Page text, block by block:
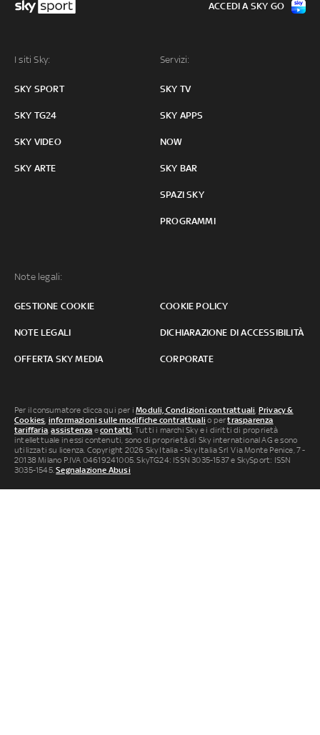
I siti Sky:
SKY SPORT
SKY TG24
SKY VIDEO
SKY ARTE
Servizi:
SKY TV
SKY APPS
NOW
SKY BAR
SPAZI SKY
PROGRAMMI
Note legali:
GESTIONE COOKIE COOKIE POLICY
NOTE LEGALI DICHIARAZIONE DI ACCESSIBILITÀ
OFFERTA SKY MEDIA CORPORATE
ACCEDI A SKY GO
Per il consumatore clicca qui per iModuli, Condizioni contrattuali, Privacy &
Cookies, informazioni sulle modifiche contrattuali o pertrasparenza
tariffaria,assistenza econtatti. Tutti i marchi Sky e i diritti di proprietà
intellettuale in essi contenuti, sono di proprietà di Sky international AG e sono
utilizzati su licenza. Copyright 2026 Sky Italia - Sky Italia Srl Via Monte Penice, 7 -
20138 Milano P.IVA 04619241005. SkyTG24: ISSN 3035-1537 e SkySport: ISSN
3035-1545.Segnalazione Abusi